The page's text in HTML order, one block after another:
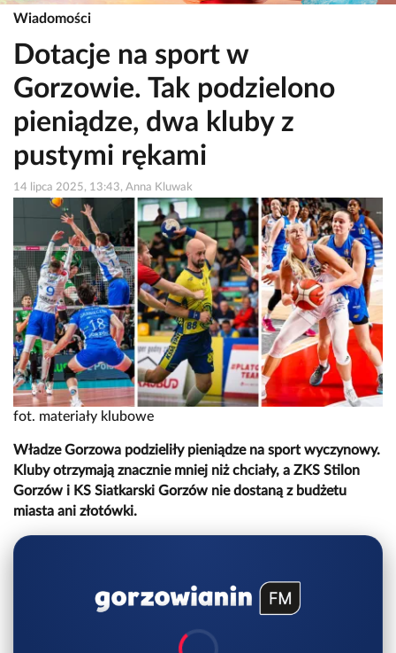
Wiadomości
Dotacje na sport w
Gorzowie. Tak podzielono
pieniądze, dwa kluby z
pustymi rękami
14 lipca 2025, 13:43, Anna Kluwak
fot. materiały klubowe
Władze Gorzowa podzieliły pieniądze na sport wyczynowy.
Kluby otrzymają znacznie mniej niż chciały, a ZKS Stilon
Gorzów i KS Siatkarski Gorzów nie dostaną z budżetu
miasta ani złotówki.